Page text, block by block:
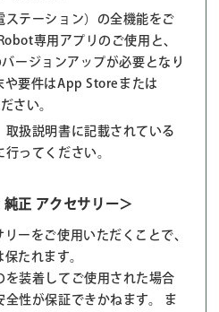
ステーション）の全機能をご
専用アプリのご使用と、
ージョンアップが必要となり
や要件はApp Storeまたは
さい。
扱説明書に記載されている
ってください。
純正 アクセサリー＞
ーをご使用いただくことで、
たれます。
を装着してご使用された場合
性が保証できかねます。 ま